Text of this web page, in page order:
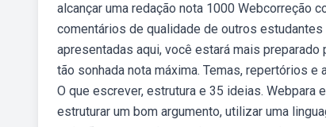
alcançar uma redação nota 1000 Webcorreção
comentários de qualidade de outros
apresentadas aqui, você estará mais
tão sonhada nota máxima. Temas, repertórios e
O que escrever, estrutura e 35 ideias. Webpara
estruturar um bom argumento, utilizar uma